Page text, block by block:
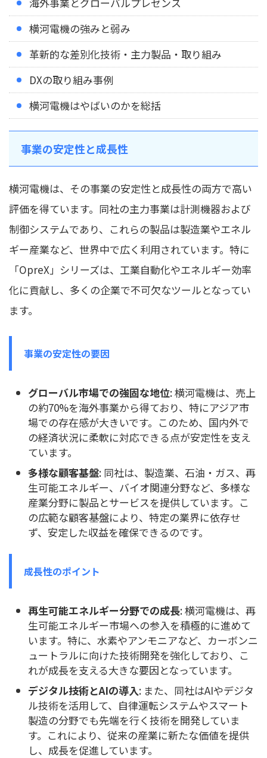
横河電機の強みと弱み
革新的な差別化技術・主力製品・取り組み
DXの取り組み事例
横河電機はやばいのかを総括
事業の安定性と成長性
横河電機は、その事業の安定性と成長性の両方で高い
評価を得ています。同社の主力事業は計測機器および
制御システムであり、これらの製品は製造業やエネル
ギー産業など、世界中で広く利用されています。特に
「OpreX」シリーズは、工業自動化やエネルギー効率
化に貢献し、多くの企業で不可欠なツールとなってい
ます。
事業の安定性の要因
グローバル市場での強固な地位: 横河電機は、売上
の約70%を海外事業から得ており、特にアジア市
場での存在感が大きいです。このため、国内外で
の経済状況に柔軟に対応できる点が安定性を支え
ています。
多様な顧客基盤: 同社は、製造業、石油・ガス、再
生可能エネルギー、バイオ関連分野など、多様な
産業分野に製品とサービスを提供しています。こ
の広範な顧客基盤により、特定の業界に依存せ
ず、安定した収益を確保できるのです。
成長性のポイント
再生可能エネルギー分野での成長: 横河電機は、再
生可能エネルギー市場への参入を積極的に進めて
います。特に、水素やアンモニアなど、カーボンニ
ュートラルに向けた技術開発を強化しており、こ
れが成長を支える大きな要因となっています。
デジタル技術とAIの導入: また、同社はAIやデジタ
ル技術を活用して、自律運転システムやスマート
製造の分野でも先端を行く技術を開発していま
す。これにより、従来の産業に新たな価値を提供
し、成長を促進しています。